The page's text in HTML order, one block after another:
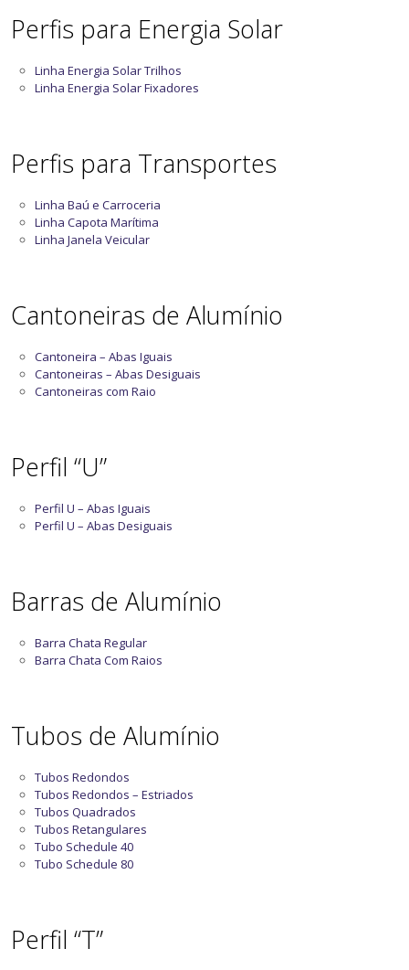
Perfis para Energia Solar
Linha Energia Solar Trilhos
Linha Energia Solar Fixadores
Perfis para Transportes
Linha Baú e Carroceria
Linha Capota Marítima
Linha Janela Veicular
Cantoneiras de Alumínio
Cantoneira – Abas Iguais
Cantoneiras – Abas Desiguais
Cantoneiras com Raio
Perfil “U”
Perfil U – Abas Iguais
Perfil U – Abas Desiguais
Barras de Alumínio
Barra Chata Regular
Barra Chata Com Raios
Tubos de Alumínio
Tubos Redondos
Tubos Redondos – Estriados
Tubos Quadrados
Tubos Retangulares
Tubo Schedule 40
Tubo Schedule 80
Perfil “T”